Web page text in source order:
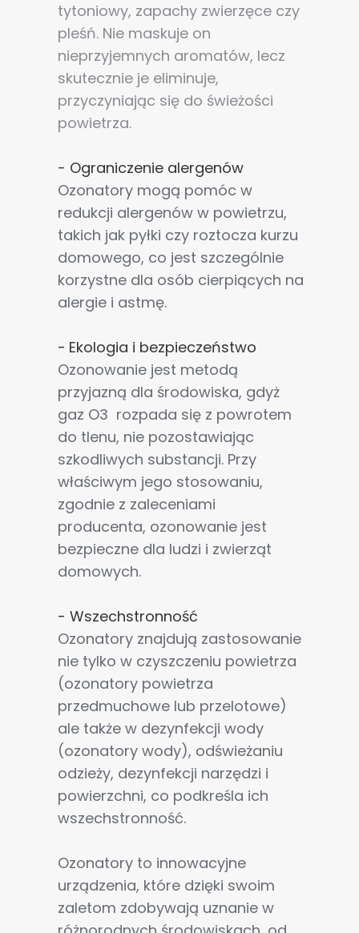
tytoniowy, zapachy zwierzęce czy
pleśń. Nie maskuje on
nieprzyjemnych aromatów, lecz
skutecznie je eliminuje,
przyczyniając się do świeżości
powietrza.
- Ograniczenie alergenów
Ozonatory mogą pomóc w
redukcji alergenów w powietrzu,
takich jak pyłki czy roztocza kurzu
domowego, co jest szczególnie
korzystne dla osób cierpiących na
alergie i astmę.
- Ekologia i bezpieczeństwo
Ozonowanie jest metodą
przyjazną dla środowiska, gdyż
gaz O3 rozpada się z powrotem
do tlenu, nie pozostawiając
szkodliwych substancji. Przy
właściwym jego stosowaniu,
zgodnie z zaleceniami
producenta, ozonowanie jest
bezpieczne dla ludzi i zwierząt
domowych.
- Wszechstronność
Ozonatory znajdują zastosowanie
nie tylko w czyszczeniu powietrza
(ozonatory powietrza
przedmuchowe lub przelotowe)
ale także w dezynfekcji wody
(ozonatory wody), odświeżaniu
odzieży, dezynfekcji narzędzi i
powierzchni, co podkreśla ich
wszechstronność.
Ozonatory to innowacyjne
urządzenia, które dzięki swoim
zaletom zdobywają uznanie w